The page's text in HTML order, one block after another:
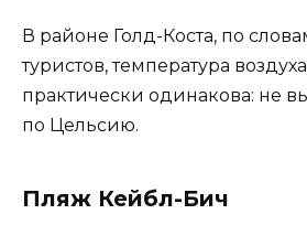
В районе Голд-Коста, по
туристов, температура
практически одинакова: не
по Цельсию.
Пляж Кейбл-Бич